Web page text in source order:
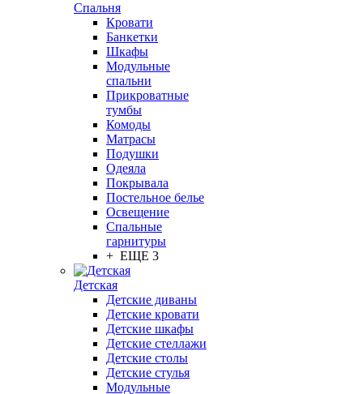
Спальня
Кровати
Банкетки
Шкафы
Модульные
спальни
Прикроватные
тумбы
Комоды
Матрасы
Подушки
Одеяла
Покрывала
Постельное белье
Освещение
Спальные
гарнитуры
+ ЕЩЕ 3
Детская
Детские диваны
Детские кровати
Детские шкафы
Детские стеллажи
Детские столы
Детские стулья
Модульные